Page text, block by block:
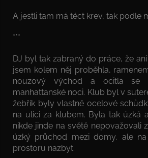
A jestli tam má téct krev, tak podle
***
DJ byl tak zabraný do práce, že
jsem kolem něj proběhla,
nouzový východ a ocitla se
manhattanské noci. Klub byl v
žebřík byly vlastně ocelové
na ulici za klubem. Byla tak úzká
nikde jinde na světě nepovažovali
úzký průchod mezi domy, ale na
prostoru nazbyt.